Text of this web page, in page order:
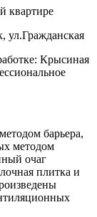
квартире
ул.Гражданская
Крысиная
барьера,
методом
очаг
плитка и